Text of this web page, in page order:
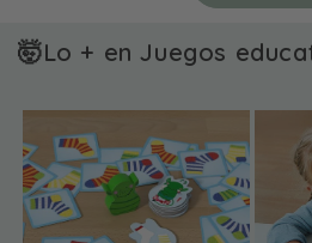
🤯Lo + en Juegos